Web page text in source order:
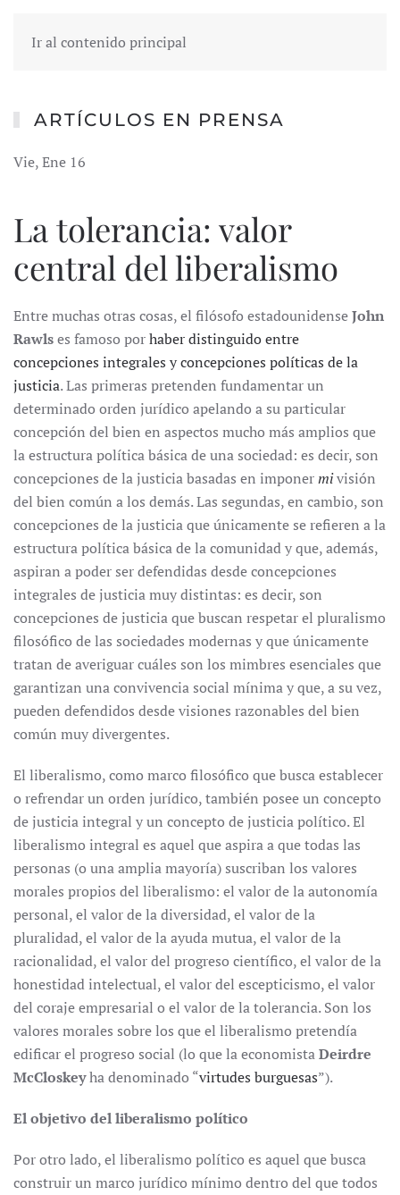
Ir al contenido principal
ARTÍCULOS EN PRENSA
Vie, Ene 16
La tolerancia: valor
central del liberalismo
Entre muchas otras cosas, el filósofo estadounidenseJohn
Rawlses famoso porhaber distinguido entre
concepciones integrales y concepciones políticas de la
justicia. Las primeras pretenden fundamentar un
determinado orden jurídico apelando a su particular
concepción del bien en aspectos mucho más amplios que
la estructura política básica de una sociedad: es decir, son
concepciones de la justicia basadas en imponermivisión
del bien común a los demás. Las segundas, en cambio, son
concepciones de la justicia que únicamente se refieren a la
estructura política básica de la comunidad y que, además,
aspiran a poder ser defendidas desde concepciones
integrales de justicia muy distintas: es decir, son
concepciones de justicia que buscan respetar el pluralismo
filosófico de las sociedades modernas y que únicamente
tratan de averiguar cuáles son los mimbres esenciales que
garantizan una convivencia social mínima y que, a su vez,
pueden defendidos desde visiones razonables del bien
común muy divergentes.
El liberalismo, como marco filosófico que busca establecer
o refrendar un orden jurídico, también posee un concepto
de justicia integral y un concepto de justicia político. El
liberalismo integral es aquel que aspira a que todas las
personas (o una amplia mayoría) suscriban los valores
morales propios del liberalismo: el valor de la autonomía
personal, el valor de la diversidad, el valor de la
pluralidad, el valor de la ayuda mutua, el valor de la
racionalidad, el valor del progreso científico, el valor de la
honestidad intelectual, el valor del escepticismo, el valor
del coraje empresarial o el valor de la tolerancia. Son los
valores morales sobre los que el liberalismo pretendía
edificar el progreso social (lo que la economistaDeirdre
McCloskeyha denominado “virtudes burguesas”).
El objetivo del liberalismo político
Por otro lado, el liberalismo político es aquel que busca
construir un marco jurídico mínimo dentro del que todos